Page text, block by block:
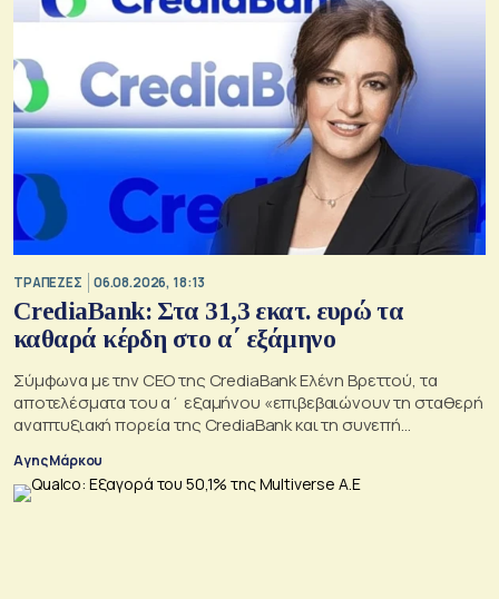
ΤΡΑΠΕΖΕΣ 06.08.2026, 18:13
CrediaBank: Στα 31,3 εκατ. ευρώ τα
καθαρά κέρδη στο α΄ εξάμηνο
Σύμφωνα με την CEO της CrediaBank Ελένη Βρεττού, τα
αποτελέσματα του α΄ εξαμήνου «επιβεβαιώνουν τη σταθερή
αναπτυξιακή πορεία της CrediaBank και τη συνεπή
υλοποίηση της στρατηγικής μας»
Αγης Μάρκου